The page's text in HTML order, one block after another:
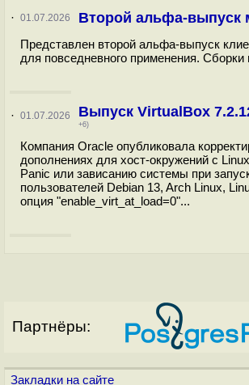
· 01.07.2026 Второй альфа-выпуск
Представлен второй альфа-выпуск
для повседневного применения.
· 01.07.2026 Выпуск VirtualBox
+6)
Компания Oracle опубликовала
дополнениях для хост-окружений с
Panic или зависанию системы при
пользователей Debian 13, Arch Linux,
опция "enable_virt_at_load=0"...
Партнёры:
Закладки на сайте